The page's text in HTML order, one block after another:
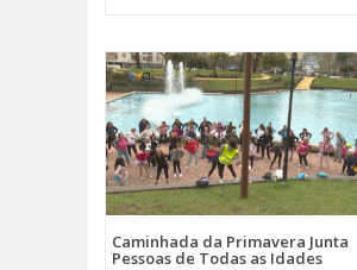
Caminhada da Primavera Junta
Pessoas de Todas as Idades